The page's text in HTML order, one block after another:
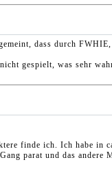
dass durch
gespielt, was sehr
finde ich. Ich habe in
parat und das andere